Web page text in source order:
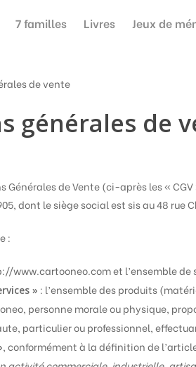
7 familles Livres Jeux de
de vente
générales de
Générales de Vente (ci-après les «
dont le siège social est sis au 48
:
www.cartooneo.com et l’ensemble de
» : l’ensemble des produits
personne morale ou physique,
particulier ou professionnel,
, conformément à la définition de